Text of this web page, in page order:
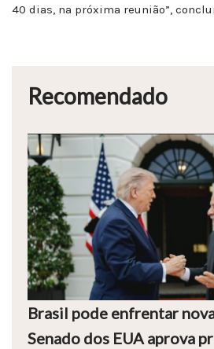
40 dias, na próxima reunião”,
Recomendado
Brasil pode enfrentar
Senado dos EUA aprova